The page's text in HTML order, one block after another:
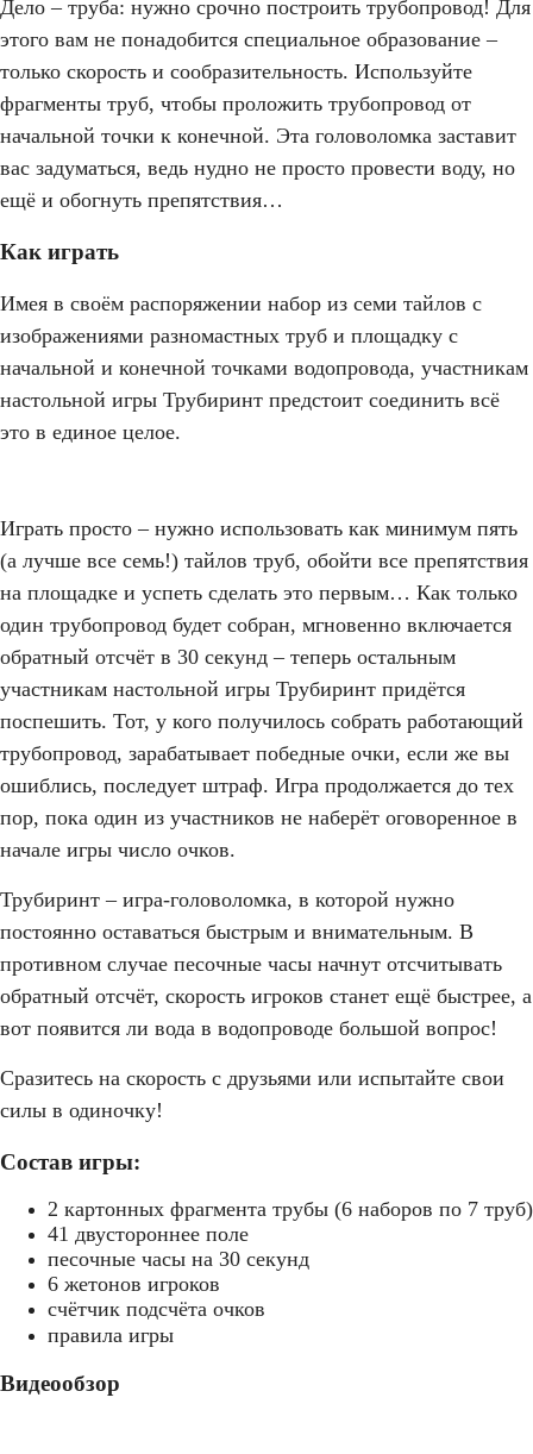
Дело – труба: нужно срочно построить трубопровод! Для
этого вам не понадобится специальное образование –
только скорость и сообразительность. Используйте
фрагменты труб, чтобы проложить трубопровод от
начальной точки к конечной. Эта головоломка заставит
вас задуматься, ведь нудно не просто провести воду, но
ещё и обогнуть препятствия…
Как играть
Имея в своём распоряжении набор из семи тайлов с
изображениями разномастных труб и площадку с
начальной и конечной точками водопровода, участникам
настольной игры Трубиринт предстоит соединить всё
это в единое целое.
Играть просто – нужно использовать как минимум пять
(а лучше все семь!) тайлов труб, обойти все препятствия
на площадке и успеть сделать это первым… Как только
один трубопровод будет собран, мгновенно включается
обратный отсчёт в 30 секунд – теперь остальным
участникам настольной игры Трубиринт придётся
поспешить. Тот, у кого получилось собрать работающий
трубопровод, зарабатывает победные очки, если же вы
ошиблись, последует штраф. Игра продолжается до тех
пор, пока один из участников не наберёт оговоренное в
начале игры число очков.
Трубиринт – игра-головоломка, в которой нужно
постоянно оставаться быстрым и внимательным. В
противном случае песочные часы начнут отсчитывать
обратный отсчёт, скорость игроков станет ещё быстрее, а
вот появится ли вода в водопроводе большой вопрос!
Сразитесь на скорость с друзьями или испытайте свои
силы в одиночку!
Состав игры:
2 картонных фрагмента трубы (6 наборов по 7 труб)
41 двустороннее поле
песочные часы на 30 секунд
6 жетонов игроков
счётчик подсчёта очков
правила игры
Видеообзор